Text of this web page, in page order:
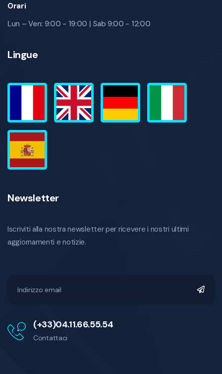
Orari
Lun – Ven: 9:00 - 19:00 | Sab 9:00 - 12:00
Lingue
Newsletter
Iscriviti alla nostra newsletter per ricevere i nostri ultimi
aggiornamenti e notizie.
(+33)04.11.66.55.54
Contattaci